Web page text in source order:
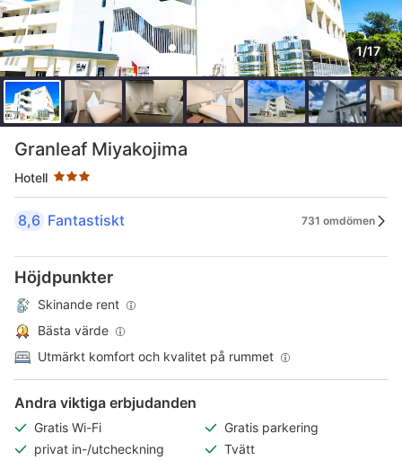
1/17
Granleaf Miyakojima
Hotell
Stjärnklassificering: 3 stjärnor
8,6 Fantastiskt 731 omdömen
Höjdpunkter
Skinande rent
Bästa värde
Utmärkt komfort och kvalitet på rummet
Andra viktiga erbjudanden
Gratis Wi-Fi
Gratis parkering
privat in-/utcheckning
Tvätt